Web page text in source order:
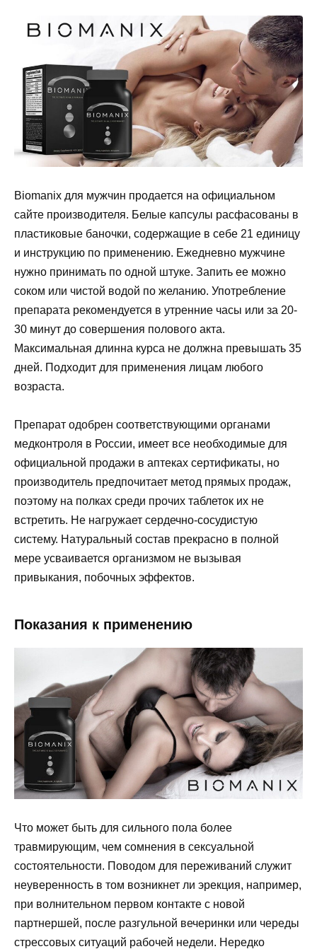
Вiomanix для мужчин продается на официальном
сайте производителя. Белые капсулы расфасованы в
пластиковые баночки, содержащие в себе 21 единицу
и инструкцию по применению. Ежедневно мужчине
нужно принимать по одной штуке. Запить ее можно
соком или чистой водой по желанию. Употребление
препарата рекомендуется в утренние часы или за 20-
30 минут до совершения полового акта.
Максимальная длинна курса не должна превышать 35
дней. Подходит для применения лицам любого
возраста.
Препарат одобрен соответствующими органами
медконтроля в России, имеет все необходимые для
официальной продажи в аптеках сертификаты, но
производитель предпочитает метод прямых продаж,
поэтому на полках среди прочих таблеток их не
встретить. Не нагружает сердечно-сосудистую
систему. Натуральный состав прекрасно в полной
мере усваивается организмом не вызывая
привыкания, побочных эффектов.
Показания к применению
Что может быть для сильного пола более
травмирующим, чем сомнения в сексуальной
состоятельности. Поводом для переживаний служит
неуверенность в том возникнет ли эрекция, например,
при волнительном первом контакте с новой
партнершей, после разгульной вечеринки или череды
стрессовых ситуаций рабочей недели. Нередко